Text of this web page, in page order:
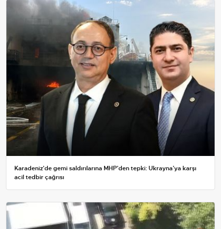
Karadeniz'de gemi saldırılarına MHP'den tepki: Ukrayna’ya karşı
acil tedbir çağrısı